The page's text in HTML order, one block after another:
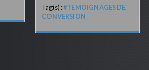
Tag(s) :#TEMOIGNAGES DE
CONVERSION